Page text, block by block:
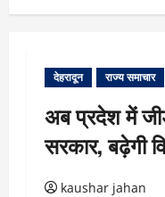
देहरादून राज्य समाचार
अब प्रदेश में
सरकार, बढ़ेगी
kaushar jahan